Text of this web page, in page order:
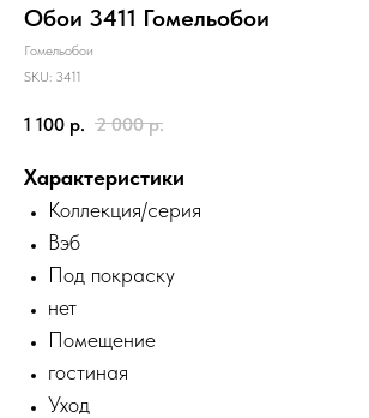
Обои 3411 Гомельобои
Гомельобои
SKU: 3411
1 100 р. 2 000 р.
Характеристики
Коллекция/серия
Вэб
Под покраску
нет
Помещение
гостиная
Уход